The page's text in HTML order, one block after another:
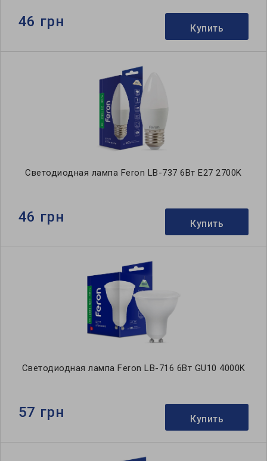
46 грн Купить
Светодиодная лампа Feron LB-737 6Вт E27 2700K
46 грн Купить
Светодиодная лампа Feron LB-716 6Вт GU10 4000K
57 грн Купить